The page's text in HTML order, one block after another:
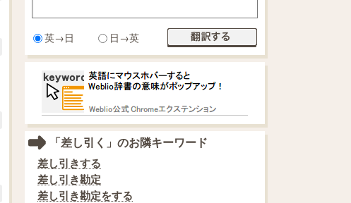
英→日 日→英
「差し引く」のお隣キーワード
差し引きする
差し引き勘定
差し引き勘定をする